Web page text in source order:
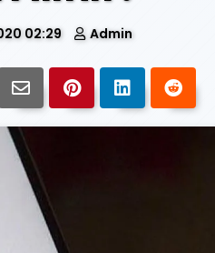
02:29 Admin